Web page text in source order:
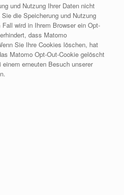
und Nutzung Ihrer Daten nicht
die Speicherung und Nutzung
wird in Ihrem Browser ein Opt-
dass Matomo
Sie Ihre Cookies löschen, hat
Matomo Opt-Out-Cookie gelöscht
erneuten Besuch unserer